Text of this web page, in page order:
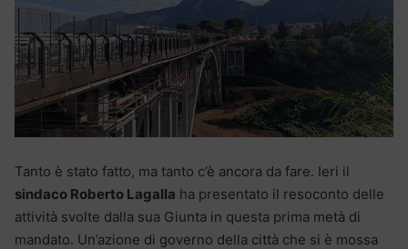
Tanto è stato fatto, ma tanto c’è ancora da fare. Ieri il
sindaco Roberto Lagalla ha presentato il resoconto delle
attività svolte dalla sua Giunta in questa prima metà di
mandato. Un’azione di governo della città che si è mossa